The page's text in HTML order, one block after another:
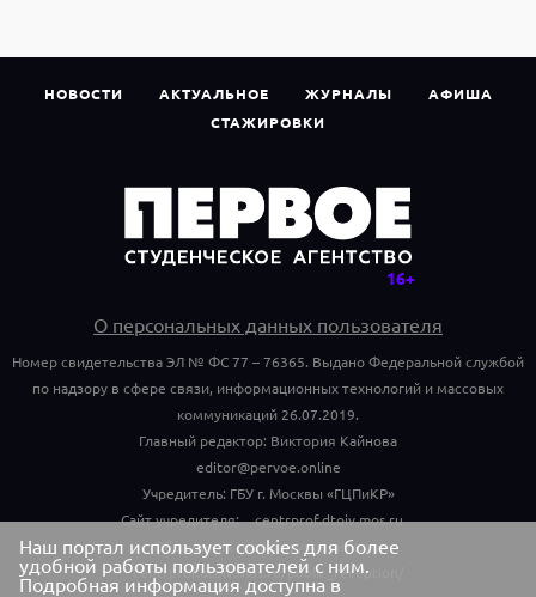
НОВОСТИ АКТУАЛЬНОЕ ЖУРНАЛЫ
АФИША
СТАЖИРОВКИ
О персональных данных пользователя
Номер свидетельства ЭЛ № ФС 77 – 76365. Выдано Федеральной службой
по надзору в сфере связи, информационных технологий и массовых
коммуникаций 26.07.2019.
Главный редактор: Виктория Кайнова
editor@pervoe.online
Учредитель: ГБУ г. Москвы «ГЦПиКР»
Сайт учредителя:
centrprof.dtoiv.mos.ru
Обращения граждан учредителю:
centrprof.dtoiv.mos.ru/public_reception/
Наш портал использует cookies для более
удобной работы пользователей с ним.
Подробная информация доступна в